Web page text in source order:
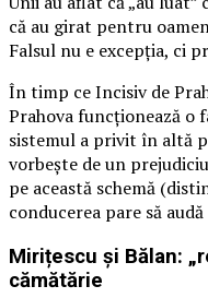
că au girat pentru
Falsul nu e excepția, ci
În timp ce Incisiv de
Prahova funcționează o
sistemul a privit în altă
vorbește de un
pe această schemă
conducerea pare să
Mirițescu și Bălan:
cămătărie